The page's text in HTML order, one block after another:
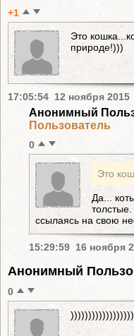
+1
Это
природе!)))
17:05:54 12 ноября 2015
Анонимный
Пользователь
0
Да...
ссылаясь на свою
15:29:59 16 ноября
Анонимный
0